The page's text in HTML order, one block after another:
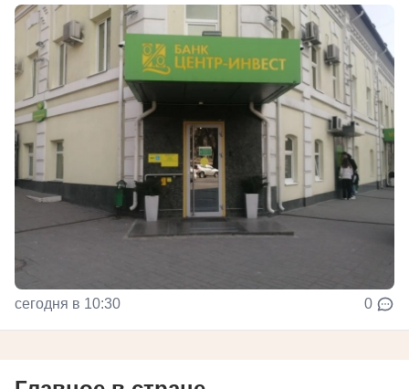
сегодня в 10:30 0